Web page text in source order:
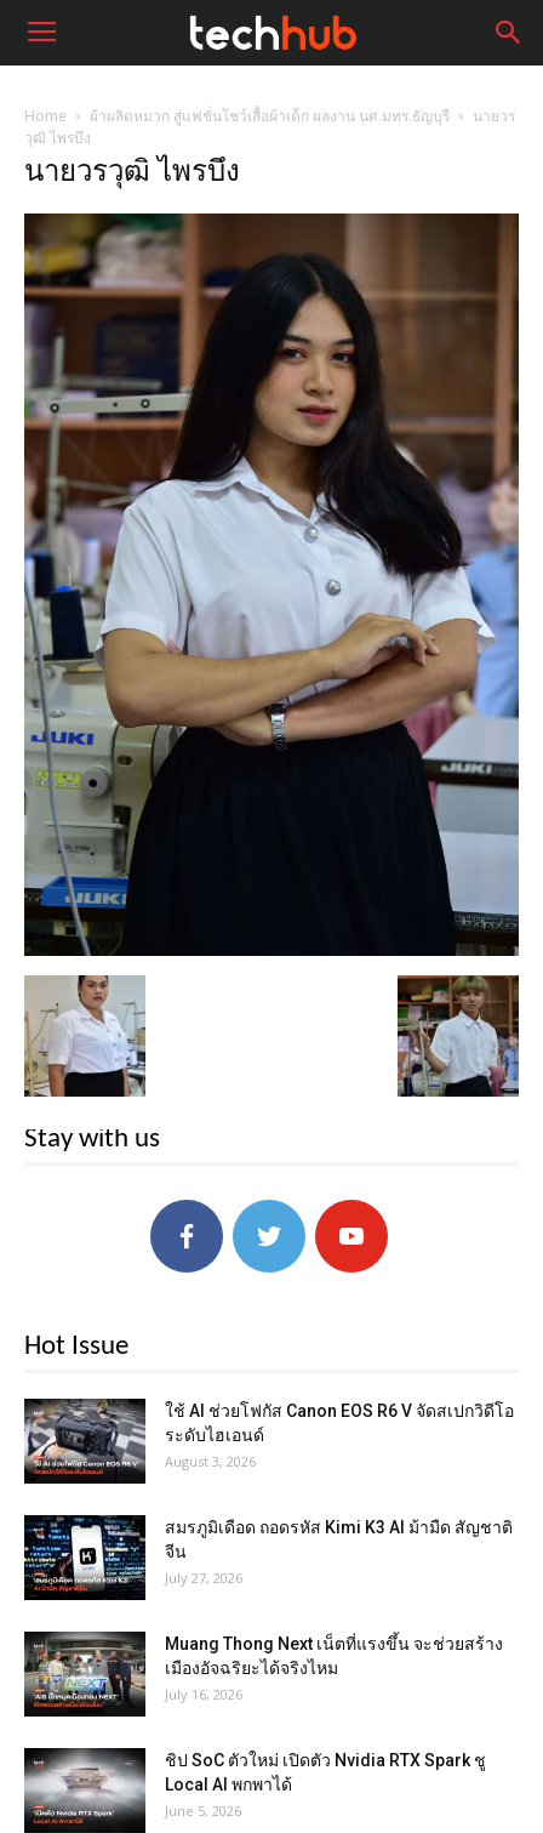
Home ผ้าผลิตหมวก สู่แฟชั่นโชว์เสื้อผ้าเด็ก ผลงาน นศ.มทร.ธัญบุรี
นายวร
วุฒิ ไพรบึง
นายวรวุฒิ ไพรบึง
Stay with us
Hot Issue
ใช้ AI ช่วยโฟกัส Canon EOS R6 V จัดสเปกวิดีโอ
ระดับไฮเอนด์
August 3, 2026
สมรภูมิเดือด ถอดรหัส Kimi K3 AI ม้ามืด สัญชาติ
จีน
July 27, 2026
Muang Thong Next เน็ตที่แรงขึ้น จะช่วยสร้าง
เมืองอัจฉริยะได้จริงไหม
July 16, 2026
ชิป SoC ตัวใหม่ เปิดตัว Nvidia RTX Spark ชู
Local AI พกพาได้
June 5, 2026